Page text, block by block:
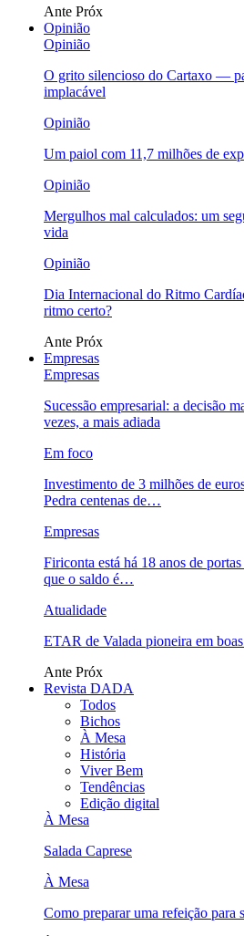
Ante Próx
Opinião
Opinião
O grito silencioso do Cartaxo —
implacável
Opinião
Um paiol com 11,7 milhões de
Opinião
Mergulhos mal calculados: um
vida
Opinião
Dia Internacional do Ritmo
ritmo certo?
Ante Próx
Empresas
Empresas
Sucessão empresarial: a decisão
vezes, a mais adiada
Em foco
Investimento de 3 milhões de
Pedra centenas de…
Empresas
Firiconta está há 18 anos de
que o saldo é…
Atualidade
ETAR de Valada pioneira em
Ante Próx
Revista DADA
Todos
Bichos
À Mesa
História
Viver Bem
Tendências
Edição digital
À Mesa
Salada Caprese
À Mesa
Como preparar uma refeição para